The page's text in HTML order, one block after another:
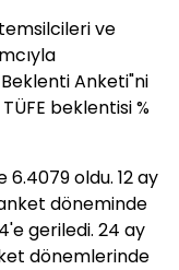
ve
Anketi"ni
beklentisi %
6.4079 oldu. 12 ay
döneminde
geriledi. 24 ay
dönemlerinde